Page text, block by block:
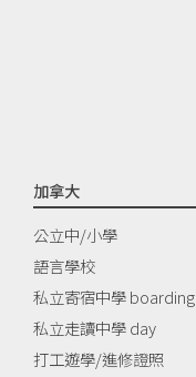
加拿大
公立中/小學
語言學校
私立寄宿中學 boarding
私立走讀中學 day
打工遊學/進修證照